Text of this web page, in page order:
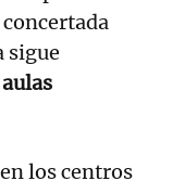
sigue
los centros